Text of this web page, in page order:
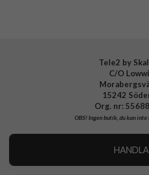
Tele2 by
C/O
15242
Org. nr:
OBS!Ingen butik, du kan inte
HANDLA